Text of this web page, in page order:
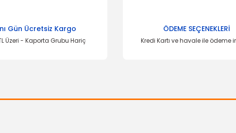
Gün Ücretsiz Kargo
Üzeri - Kaporta Grubu Hariç
ÖDEME SEÇENEKLERİ
Kredi Kartı ve havale ile ödeme